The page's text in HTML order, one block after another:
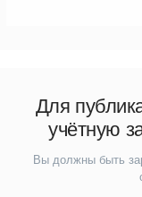
Для
учётную
Вы должны быть